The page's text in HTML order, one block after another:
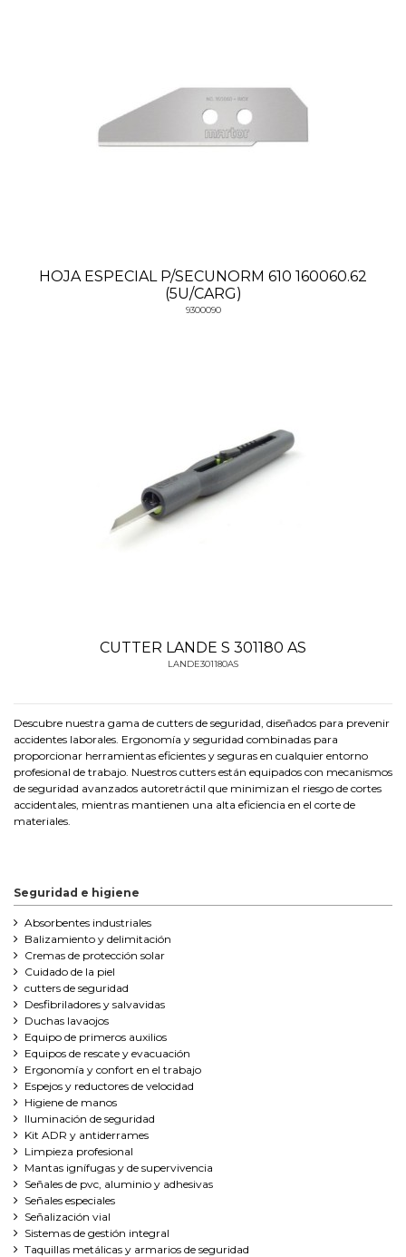
HOJA ESPECIAL P/SECUNORM 610 160060.62
(5U/CARG)
9300090
CUTTER LANDE S 301180 AS
LANDE301180AS
Descubre nuestra gama de cutters de seguridad, diseñados para prevenir
accidentes laborales. Ergonomía y seguridad combinadas para
proporcionar herramientas eficientes y seguras en cualquier entorno
profesional de trabajo. Nuestros cutters están equipados con mecanismos
de seguridad avanzados autoretráctil que minimizan el riesgo de cortes
accidentales, mientras mantienen una alta eficiencia en el corte de
materiales.
Seguridad e higiene
Absorbentes industriales
Balizamiento y delimitación
Cremas de protección solar
Cuidado de la piel
cutters de seguridad
Desfibriladores y salvavidas
Duchas lavaojos
Equipo de primeros auxilios
Equipos de rescate y evacuación
Ergonomía y confort en el trabajo
Espejos y reductores de velocidad
Higiene de manos
Iluminación de seguridad
Kit ADR y antiderrames
Limpieza profesional
Mantas ignífugas y de supervivencia
Señales de pvc, aluminio y adhesivas
Señales especiales
Señalización vial
Sistemas de gestión integral
Taquillas metálicas y armarios de seguridad